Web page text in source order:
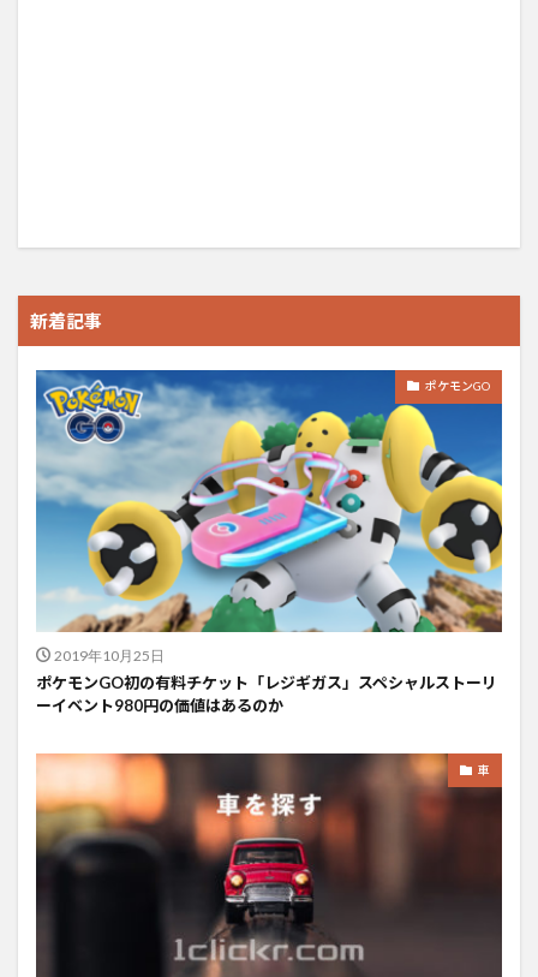
新着記事
ポケモンGO
2019年10月25日
ポケモンGO初の有料チケット「レジギガス」スペシャルストーリ
ーイベント980円の価値はあるのか
車